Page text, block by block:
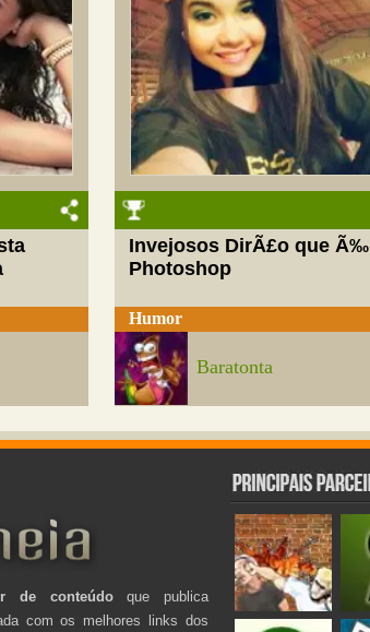
Invejosos DirÃ£o que Ã‰
Photoshop
Humor
Baratonta
de conteúdoque publica
com os melhores links dos